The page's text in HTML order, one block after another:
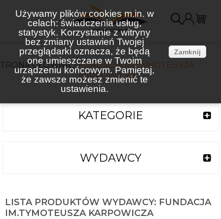
Używamy plików cookies m.in. w
celach: świadczenia usług,
statystyk. Korzystanie z witryny
bez zmiany ustawień Twojej
przeglądarki oznacza, że będą
one umieszczane w Twoim
urządzeniu końcowym. Pamiętaj,
że zawsze możesz zmienić te
ustawienia.
Zamknij
GŁÓWNA
FUNDACJA IM.TYMOTEUSZA
KARPOWICZA
KATEGORIE
WYDAWCY
LISTA PRODUKTÓW WYDAWCY: FUNDACJA
IM.TYMOTEUSZA KARPOWICZA